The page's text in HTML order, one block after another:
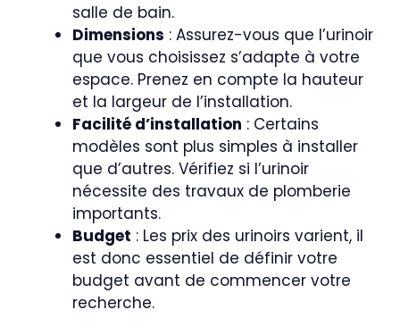
salle de bain.
Dimensions : Assurez-vous que l’urinoir
que vous choisissez s’adapte à votre
espace. Prenez en compte la hauteur
et la largeur de l’installation.
Facilité d’installation : Certains
modèles sont plus simples à installer
que d’autres. Vérifiez si l’urinoir
nécessite des travaux de plomberie
importants.
Budget : Les prix des urinoirs varient, il
est donc essentiel de définir votre
budget avant de commencer votre
recherche.